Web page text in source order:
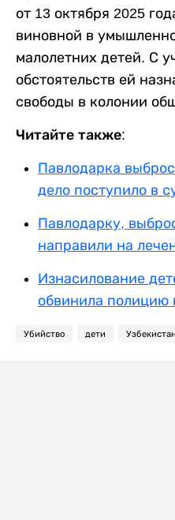
от 13 октября 2025
виновной в
малолетних детей. С
обстоятельств ей
свободы в колонии
Читайте также:
Павлодарка
дело поступило в
Павлодарку,
направили на
Изнасилование
обвинила полицию
Убийство дети Узбекистан